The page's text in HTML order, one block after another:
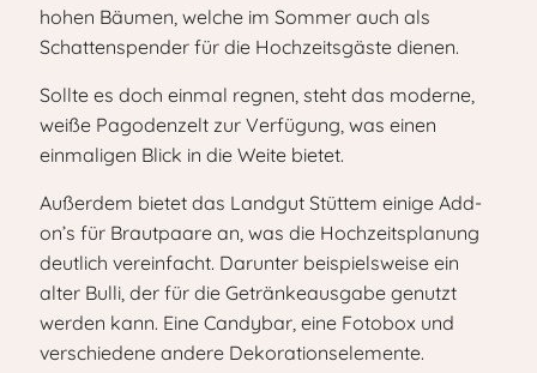
hohen Bäumen, welche im Sommer auch als
Schattenspender für die Hochzeitsgäste dienen.
Sollte es doch einmal regnen, steht das moderne,
weiße Pagodenzelt zur Verfügung, was einen
einmaligen Blick in die Weite bietet.
Außerdem bietet das Landgut Stüttem einige Add-
on’s für Brautpaare an, was die Hochzeitsplanung
deutlich vereinfacht. Darunter beispielsweise ein
alter Bulli, der für die Getränkeausgabe genutzt
werden kann. Eine Candybar, eine Fotobox und
verschiedene andere Dekorationselemente.